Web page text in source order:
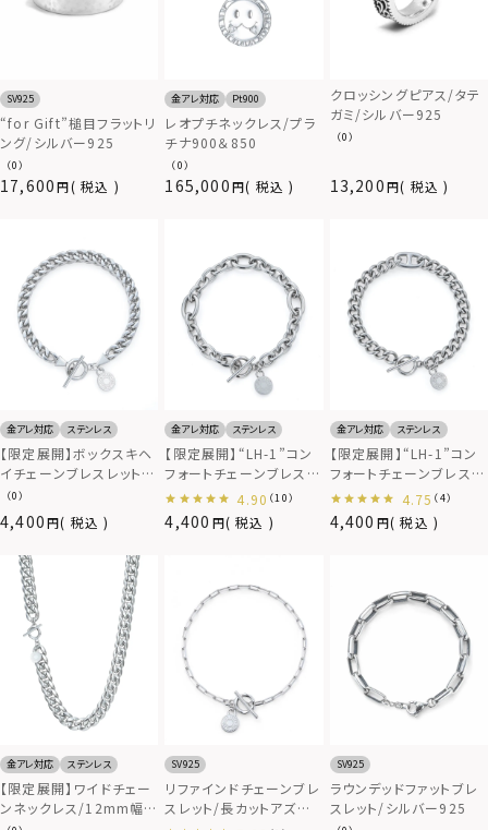
SV925
“for Gift”槌目フラットリ
ング/シルバー925
（0）
17,600 税込
金アレ対応 Pt900
レオプチネックレス/プラ
チナ900＆850
（0）
165,000 税込
クロッシングピアス/タテ
ガミ/シルバー925
（0）
13,200 税込
金アレ対応 ステンレス
【限定展開】ボックスキヘ
イチェーンブレスレット/
サージカルステンレス
（0）
4,400 税込
金アレ対応 ステンレス
【限定展開】“LH-1”コン
フォートチェーンブレスレ
ット（アズキ）/サージカル
ステンレス（金属アレルギ
ー対応）
4.90 （10）
4,400 税込
金アレ対応 ステンレス
【限定展開】“LH-1”コン
フォートチェーンブレスレ
ット（キヘイ＆アンカー）/
サージカルステンレス（金
属アレルギー対応）
4.75 （4）
4,400 税込
金アレ対応 ステンレス
【限定展開】ワイドチェー
ンネックレス/12mm幅キ
SV925
リファインドチェーンブレ
スレット/長カットアズキ/
SV925
ラウンデッドファットブレ
スレット/シルバー925